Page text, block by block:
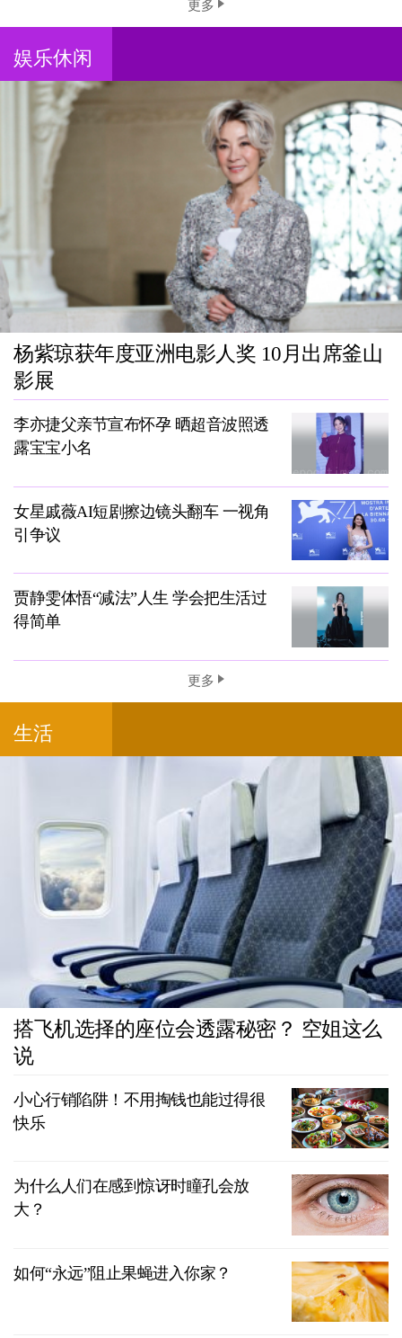
更多
娱乐休闲
杨紫琼获年度亚洲电影人奖 10月出席釜山
影展
李亦捷父亲节宣布怀孕 晒超音波照透
露宝宝小名
女星戚薇AI短剧擦边镜头翻车 一视角
引争议
贾静雯体悟“减法”人生 学会把生活过
得简单
更多
生活
搭飞机选择的座位会透露秘密？ 空姐这么
说
小心行销陷阱！不用掏钱也能过得很
快乐
为什么人们在感到惊讶时瞳孔会放
大？
如何“永远”阻止果蝇进入你家？